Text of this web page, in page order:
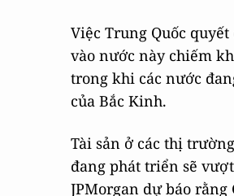
Việc Trung Quốc
vào nước này chiếm
trong khi các nước
của Bắc Kinh.
Tài sản ở các thị
đang phát triển sẽ
JPMorgan dự báo